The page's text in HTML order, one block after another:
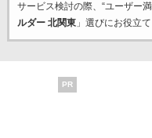
サービス検討の際、“ユーザー
ルダー 北関東」選びにお役立て
PR